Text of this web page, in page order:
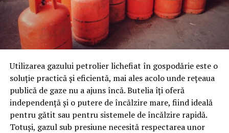
Utilizarea gazului petrolier lichefiat în gospodărie este o
soluție practică și eficientă, mai ales acolo unde rețeaua
publică de gaze nu a ajuns încă. Butelia îți oferă
independență și o putere de încălzire mare, fiind ideală
pentru gătit sau pentru sistemele de încălzire rapidă.
Totuși, gazul sub presiune necesită respectarea unor